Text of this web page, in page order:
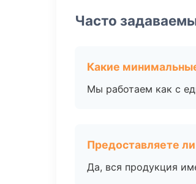
Часто
Какие
Мы работаем как с
Предоставляете
Да, вся продукция